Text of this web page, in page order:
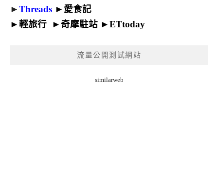
►Threads ► 愛食記
►輕旅行 ► 奇摩駐站 ►ETtoday
流量公開測試網站
similarweb